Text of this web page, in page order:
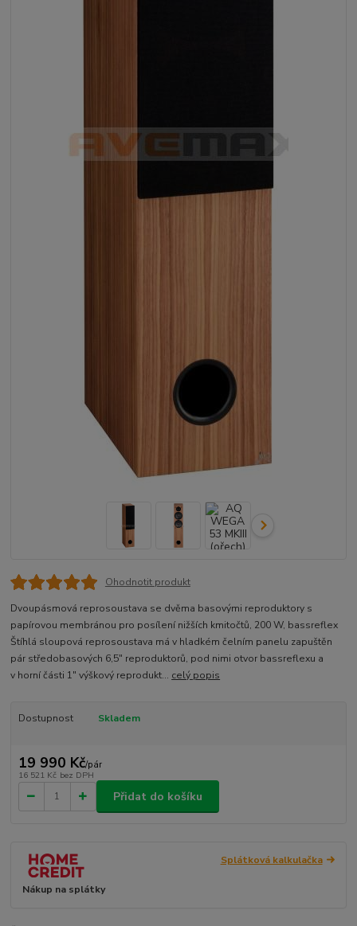
Ohodnotit produkt
Dvoupásmová reprosoustava se dvěma basovými reproduktory s
papírovou membránou pro posílení nižších kmitočtů, 200 W, bassreflex
Štíhlá sloupová reprosoustava má v hladkém čelním panelu zapuštěn
pár středobasových 6,5" reproduktorů, pod nimi otvor bassreflexu a
v horní části 1" výškový reprodukt... celý popis
Dostupnost Skladem
19 990 Kč/pár
16 521 Kč bez DPH
Přidat do košíku
Splátková kalkulačka
Nákup na splátky